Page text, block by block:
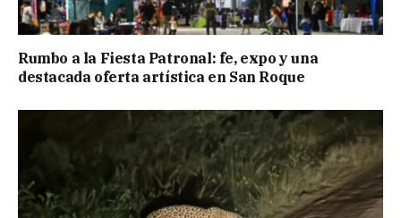
Rumbo a la Fiesta Patronal: fe, expo y una
destacada oferta artística en San Roque